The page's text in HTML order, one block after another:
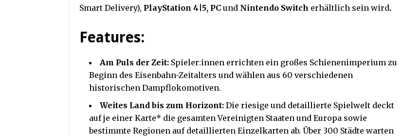
Smart Delivery), PlayStation 4|5, PC und Nintendo Switch erhältlich sein wird.
Features:
Am Puls der Zeit: Spieler:innen errichten ein großes Schienenimperium zu
Beginn des Eisenbahn-Zeitalters und wählen aus 60 verschiedenen
historischen Dampflokomotiven.
Weites Land bis zum Horizont: Die riesige und detaillierte Spielwelt deckt
auf je einer Karte* die gesamten Vereinigten Staaten und Europa sowie
bestimmte Regionen auf detaillierten Einzelkarten ab. Über 300 Städte warten